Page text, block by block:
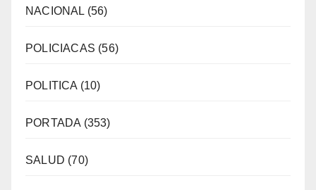
NACIONAL (56)
POLICIACAS (56)
POLITICA (10)
PORTADA (353)
SALUD (70)